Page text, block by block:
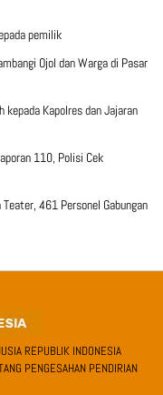
pemilik
Ojol dan Warga di Pasar
kepada Kapolres dan Jajaran
110, Polisi Cek
461 Personel Gabungan
REPUBLIK INDONESIA
PENGESAHAN PENDIRIAN